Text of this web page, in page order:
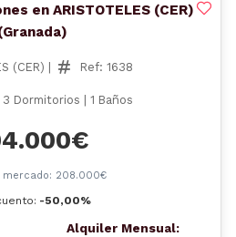
en ARISTOTELES (CER)
(CER) | Ref: 1638
3 Dormitorios | 1 Baños
mercado: 208.000€
-50,00%
Alquiler Mensual: